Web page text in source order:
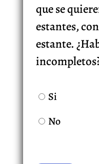
que se
estantes,
estante.
Si
No